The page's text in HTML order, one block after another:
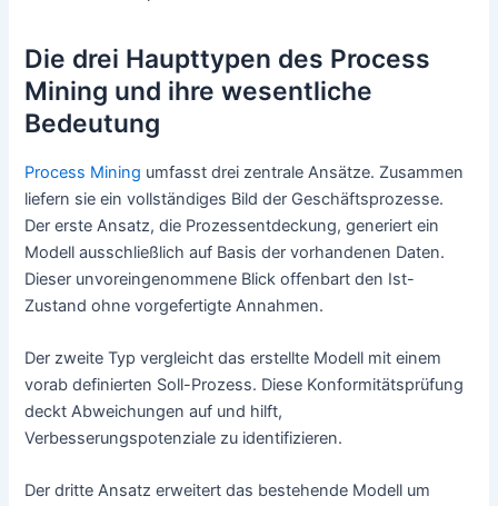
Die drei Haupttypen des Process
Mining und ihre wesentliche
Bedeutung
Process Mining umfasst drei zentrale Ansätze. Zusammen
liefern sie ein vollständiges Bild der Geschäftsprozesse.
Der erste Ansatz, die Prozessentdeckung, generiert ein
Modell ausschließlich auf Basis der vorhandenen Daten.
Dieser unvoreingenommene Blick offenbart den Ist-
Zustand ohne vorgefertigte Annahmen.
Der zweite Typ vergleicht das erstellte Modell mit einem
vorab definierten Soll-Prozess. Diese Konformitätsprüfung
deckt Abweichungen auf und hilft,
Verbesserungspotenziale zu identifizieren.
Der dritte Ansatz erweitert das bestehende Modell um